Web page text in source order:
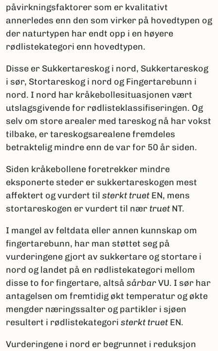
påvirkningsfaktorer som er kvalitativt
annerledes enn den som virker på hovedtypen og
der naturtypen har endt opp i en høyere
rødlistekategori enn hovedtypen.
Disse er Sukkertareskog i nord, Sukkertareskog
i sør, Stortareskog i nord og Fingertarebunn i
nord. I nord har kråkebollesituasjonen vært
utslagsgivende for rødlisteklassifiseringen. Og
selv om store arealer med tareskog nå har vokst
tilbake, er tareskogsarealene fremdeles
betraktelig mindre enn de var for 50 år siden.
Siden kråkebollene foretrekker mindre
eksponerte steder er sukkertareskogen mest
affektert og vurdert til sterkt truet EN, mens
stortareskogen er vurdert til nær truet NT.
I mangel av feltdata eller annen kunnskap om
fingertarebunn, har man støttet seg på
vurderingene gjort av sukkertare og stortare i
nord og landet på en rødlistekategori mellom
disse to for fingertare, altså sårbarVU. I sør har
antagelsen om fremtidig økt temperatur og økte
mengder næringssalter og partikler i sjøen
resultert i rødlistekategori sterkt truet EN.
Vurderingene i nord er begrunnet i reduksjon